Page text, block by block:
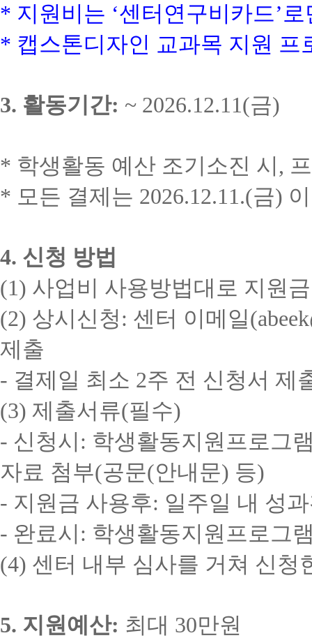
* 지원비는 ‘센터연구비카드’
* 캡스톤디자인 교과목 지원 프
3. 활동기간: ~ 2026.12.11(금)
* 학생활동 예산 조기소진 시 ,
* 모든 결제는 2026.12.11.(금)
4. 신청 방법
(1) 사업비 사용방법대로 지원
(2) 상시신청: 센터 이메일
제출
- 결제일 최소 2주 전 신청서 제
(3) 제출서류(필수)
- 신청시 : 학생활동지원프로그
자료 첨부(공문(안내문) 등)
- 지원금 사용후: 일주일 내 성
- 완료시 : 학생활동지원프로그
(4) 센터 내부 심사를 거쳐 신청
5. 지원예산: 최대 30만원